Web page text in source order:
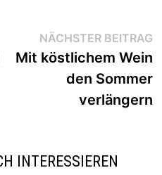
NÄCHSTER BEITRAG
Mit köstlichem Wein
den Sommer
verlängern
INTERESSIEREN